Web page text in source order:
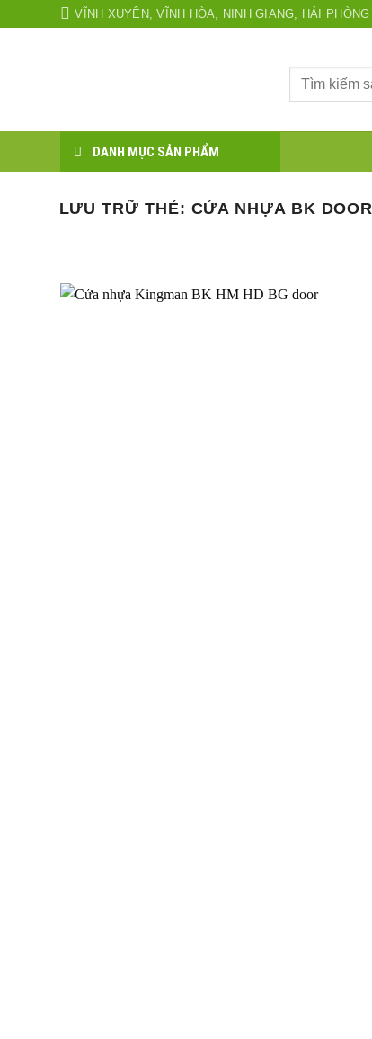
qua
VĨNH XUYÊN, VĨNH HÒA, NINH GIANG, HẢI PHÒNG
Tìm
DANH MỤC SẢN PHẨM
LƯU TRỮ THẺ: CỬA NHỰA BK DOOR